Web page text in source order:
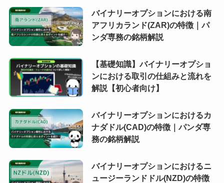
バイナリーオプションにおける南
アフリカランド(ZAR)の特徴｜パ
ンダ専務の銘柄解説
【基礎知識】バイナリーオプショ
ンにおける取引の仕組みと流れを
解説【初心者向け】
バイナリーオプションにおけるカ
ナダドル(CAD)の特徴｜パンダ専
務の銘柄解説
バイナリーオプションにおけるニ
ュージーランドドル(NZD)の特徴